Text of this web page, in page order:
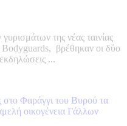
της νέας ταινίας
βρέθηκαν οι δύο
...
στο Φαράγγι του Βυρού τα
οικογένεια Γάλλων